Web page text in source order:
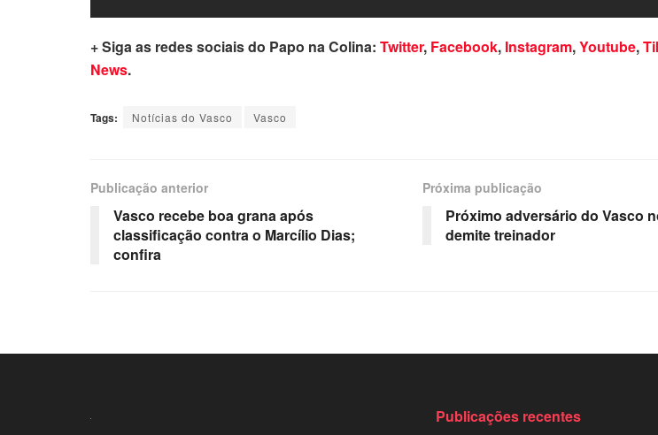
+ Siga as redes sociais do Papo na Colina: Twitter, Facebook, Instagram,Youtube,
News.
Tags: Notícias do Vasco Vasco
Publicação anterior
Vasco recebe boa grana após
classificação contra o Marcílio Dias;
confira
Próxima publicação
Próximo adversário do Vasco
demite treinador
Publicações recentes